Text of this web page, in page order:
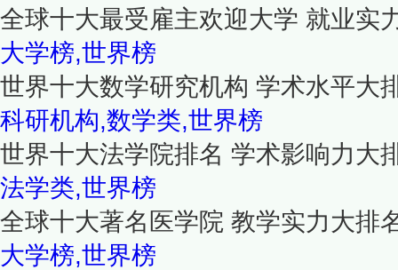
全球十大最受雇主欢迎大学 就业实
大学榜,世界榜
世界十大数学研究机构 学术水平大
科研机构,数学类,世界榜
世界十大法学院排名 学术影响力大
法学类,世界榜
全球十大著名医学院 教学实力大排
大学榜,世界榜